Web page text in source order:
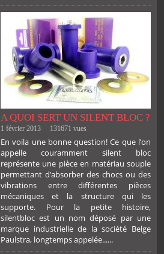
A QUOI SERT UN SILENT BLOC ?
1 février 2013 131671 vues
En voila une bonne question! Ce que l’on
appelle couramment silent bloc
représente une pièce en matériau souple
permettant d’absorber des chocs ou des
vibrations entre différentes pièces
mécaniques et la structure qui les
supporte. Pour la petite histoire,
silentbloc est un nom déposé par une
marque industrielle de la société Belge
Paulstra, longtemps appelée......